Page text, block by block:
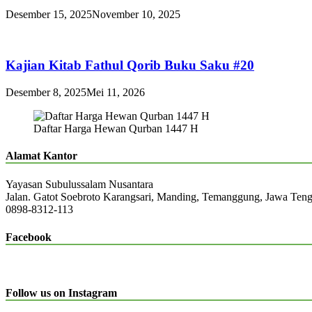
Desember 15, 2025November 10, 2025
Kajian Kitab Fathul Qorib Buku Saku #20
Desember 8, 2025Mei 11, 2026
Daftar Harga Hewan Qurban 1447 H
Alamat Kantor
Yayasan Subulussalam Nusantara
Jalan. Gatot Soebroto Karangsari, Manding, Temanggung, Jawa
0898-8312-113
Facebook
Follow us on Instagram